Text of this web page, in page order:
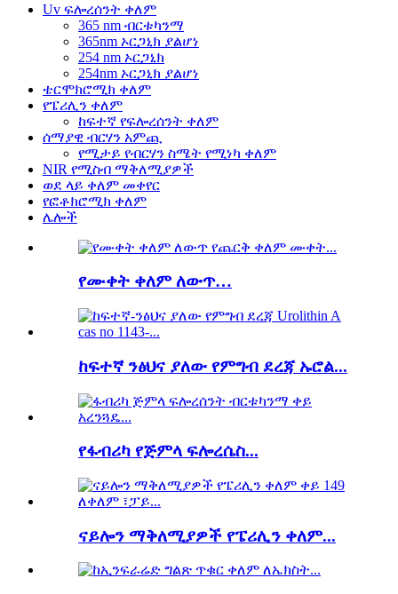
Uv ፍሎረሰንት ቀለም
365 nm ብርቱካንማ
365nm ኦርጋኒክ ያልሆነ
254 nm ኦርጋኒክ
254nm ኦርጋኒክ ያልሆነ
ቴርሞክሮሚክ ቀለም
የፔሪሊን ቀለም
ከፍተኛ የፍሎረሰንት ቀለም
ሰማያዊ ብርሃን አምጪ
የሚታይ የብርሃን ስሜት የሚነካ ቀለም
NIR የሚስብ ማቅለሚያዎች
ወደ ላይ ቀለም መቀየር
የፎቶክሮሚክ ቀለም
ሌሎች
የሙቀት ቀለም ለውጥ…
ከፍተኛ ንፅህና ያለው የምግብ ደረጃ ኡሮል...
የፋብሪካ የጅምላ ፍሎረሴስ...
ናይሎን ማቅለሚያዎች የፔሪሊን ቀለም...